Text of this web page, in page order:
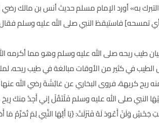
به» أورد الإمام مسلم حديث أنس بن مالك رضي
تمسحه] فاستيقظ النبي صلى الله عليه وسلم
ريحه صلى الله عليه وسلم وهو مما أكرمه
في كثير من الأوقات مبالغة في طيب ريحه،
ريح كريهة، فروى البخاري عن عَائِشَةَ رضي الله
النبي صلى الله عليه وسلم فَلْتَقُلْ إني أَجِدُ
وَلَنْ أَعُودَ لَهُ فَنَزَلَتْ: {يَا أَيُّهَا النَّبِي لِمَ تُحَرِّمُ مَا